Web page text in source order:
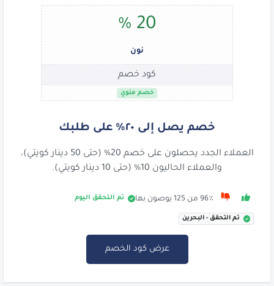
20 %
نون
كود خصم
خصم مئوي
خصم يصل إلى ٢٠٪ على طلبك
العملاء الجدد يحصلون على خصم 20% (حتى 50 دينار كويتي)،
والعملاء الحاليون 10% (حتى 10 دينار كويتي).
96٪ من 125 يوصون بها تم التحقق اليوم
تم التحقق - البحرين
عرض كود الخصم